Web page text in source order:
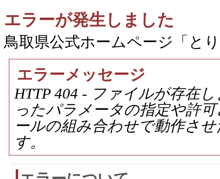
エラーが発生しました
鳥取県公式ホームページ「と
エラーメッセージ
HTTP 404 - ファイルが存在
ったパラメータの指定や許
ールの組み合わせで動作さ
す。